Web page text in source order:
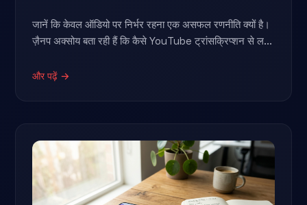
जानें कि केवल ऑडियो पर निर्भर रहना एक असफल रणनीति क्यों है।
ज़ैनप अक्सोय बता रही हैं कि कैसे YouTube ट्रांसक्रिप्शन से ल...
और पढ़ें →